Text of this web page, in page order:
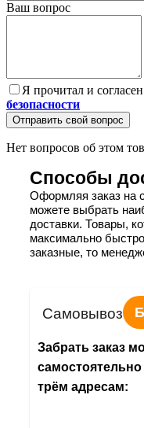
Ваш вопрос
Я прочитал и
безопасности
Отправить свой вопрос
Нет вопросов об этом
Способы
Оформляя заказ на
можете выбрать
доставки. Товары,
максимально
заказные, то
Самовывоз
Забрать заказ
трём адресам: